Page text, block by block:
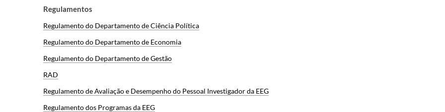
Regulamentos
Regulamento do Departamento de Ciência Política
Regulamento do Departamento de Economia
Regulamento do Departamento de Gestão
RAD
Regulamento de Avaliação e Desempenho do Pessoal Investigador da EEG
Regulamento dos Programas da EEG